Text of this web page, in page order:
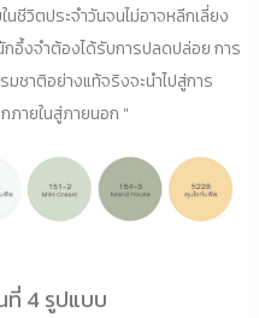
นชีวิตประจำวันจนไม่อาจหลีกเลี่ยง
อึ้งจำต้องได้รับการปลดปล่อย การ
ชาติอย่างแท้จริงจะนำไปสู่การ
ภายในสู่ภายนอก "
ที่ 4 รูปแบบ